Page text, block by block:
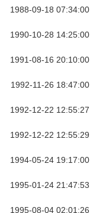
1988-09-18 07:34:00
1990-10-28 14:25:00
1991-08-16 20:10:00
1992-11-26 18:47:00
1992-12-22 12:55:27
1992-12-22 12:55:29
1994-05-24 19:17:00
1995-01-24 21:47:53
1995-08-04 02:01:26